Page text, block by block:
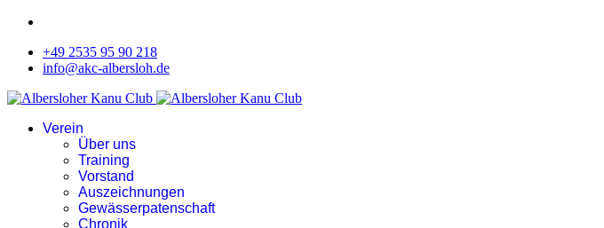
+49 2535 95 90 218
info@akc-albersloh.de
Verein
Über uns
Training
Vorstand
Auszeichnungen
Gewässerpatenschaft
Chronik